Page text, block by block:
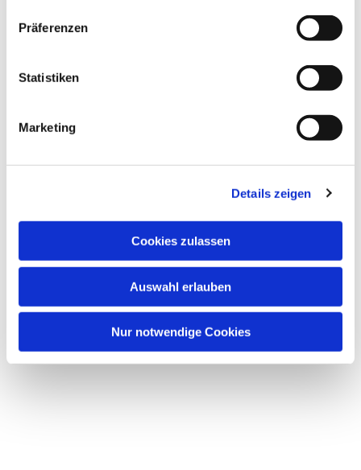
Präferenzen
Statistiken
Marketing
Details zeigen
Cookies zulassen
Auswahl erlauben
Nur notwendige Cookies
Dies könnte Sie auch